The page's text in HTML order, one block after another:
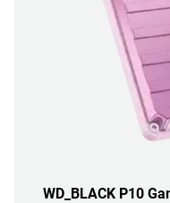
WD_BLACK P10